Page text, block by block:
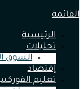
القائمة
الرئيسية
تحليلات
السوق
إقتصاد
تعليم